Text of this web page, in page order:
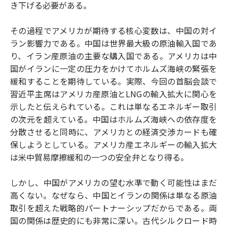
き下げる必要がある。
その過程でアメリカが期待する核心変数は、中国の対イ
ラン影響力である。中国は世界最大級の原油輸入国であ
り、イラン産原油の主要な購入国である。アメリカは中
国がイランに一定の圧力をかけてホルムズ海峡の緊張を
緩和することを期待している。実際、今回の首脳会談で
習近平主席はアメリカ産原油とLNGの輸入拡大に関心を
示したと伝えられている。これは単なるエネルギー取引
の次元を超えている。中国はホルムズ海峡への依存度を
分散させると同時に、アメリカとの経済交渉カードも確
保しようとしている。アメリカ産エネルギーの輸入拡大
は米中貿易摩擦緩和の一つの安全弁となり得る。
しかし、中国がアメリカの望む水準で動く可能性はまだ
高くない。なぜなら、中国とイランの関係は単なる原油
取引を超えた戦略的パートナーシップだからである。両
国の関係は歴史的にも非常に深い。古代シルクロード時